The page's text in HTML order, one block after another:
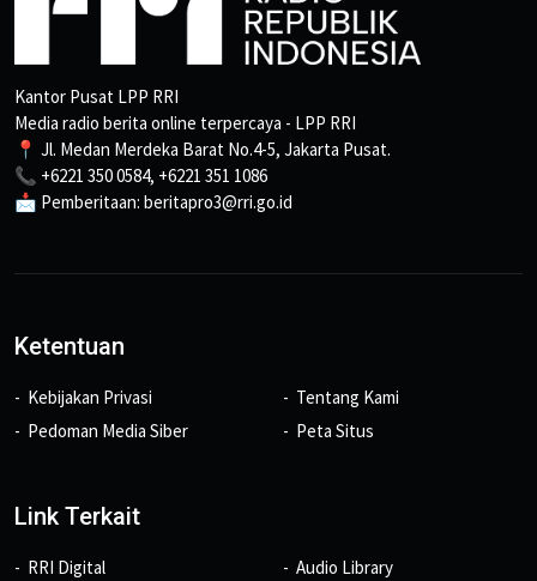
Kantor Pusat LPP RRI
Media radio berita online terpercaya - LPP RRI
📍 Jl. Medan Merdeka Barat No.4-5, Jakarta Pusat.
📞 +6221 350 0584, +6221 351 1086
📩 Pemberitaan: beritapro3@rri.go.id
Ketentuan
Kebijakan Privasi
Pedoman Media Siber
Tentang Kami
Peta Situs
Link Terkait
RRI Digital
Audio Library